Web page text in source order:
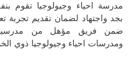
مدرسة احياء وجيولوجيا تقوم
بجد واجتهاد لضمان تقديم تجربة
ضمن فريق مؤهل من مدرسين
ومدرسات احياء وجيولوجيا ذوي